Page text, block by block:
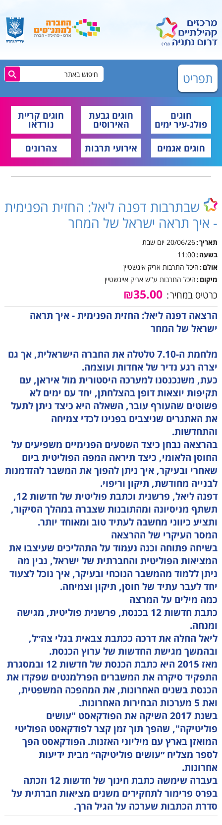
תפריט
חוגים
פולג-עיר ימים
חוגים גבעת
האירוסים
חוגים קריית
נורדאו
חוגים אגמים
אירועי תרבות צהרונים
שבתרבות דפנה ליאל: החזית הפנימית
- איך תראה ישראל של המחר
תאריך 20/06/26 יום שבת
בשעה 11:00
אולם היכל התרבות אריק אינשטיין
מיקום היכל התרבות ע"ש אריק איינשטיין
כרטיס במחיר
הרצאה דפנה ליאל: החזית הפנימית - איך תראה
ישראל של המחר
מלחמת ה-7.10 טלטלה את החברה הישראלית, אך גם
יצרה רגע נדיר של אחדות ועוצמה.
כעת, משנכנסנו למערכה היסטורית מול איראן, עם
תקיפות יוצאות דופן בהצלחתן, יחד עם ימים לא
פשוטים שהעורף עובר, השאלה היא כיצד ניתן לתעל
את האתגרים שניצבים בפנינו לכדי צמיחה
והתחדשות.
בהרצאה נבחן כיצד השסעים הפנימיים משפיעים על
החוסן הלאומי, כיצד תיראה המפה הפוליטית ביום
שאחרי ובעיקר, איך ניתן להפוך את המשבר להזדמנות
לבנייה מחודשת, תיקון וריפוי.
דפנה ליאל, פרשנית וכתבת פוליטית של חדשות 12,
תשתף מניסיונה ומהתובנות שצברה במהלך הסיקור,
ותציע כיווני מחשבה לעתיד טוב ומאוחד יותר.
המסר העיקרי של ההרצאה
בשיחה פתוחה וכנה נעמוד על התהליכים שעיצבו את
המציאות הפוליטית והחברתית של ישראל, נבין מה
ניתן ללמוד מהמשבר הנוכחי ובעיקר, איך נוכל לצעוד
יחד לעבר עתיד של חוסן, תיקון וצמיחה.
כמה מילים על המרצה
כתבת חדשות 12 בכנסת, פרשנית פוליטית, מגישה
ומנחה.
ליאל החלה את דרכה ככתבת צבאית בגלי צה״ל,
ובהמשך מגישת החדשות של ערוץ הכנסת.
מאז 2015 היא כתבת הכנסת של חדשות 12 ובמסגרת
התפקיד סיקרה את המשברים הפרלמנטים שפקדו את
הכנסת בשנים האחרונות, את המהפכה המשפטית,
ואת 5 מערכות הבחירות האחרונות.
בשנת 2017 השיקה את הפודקאסט "עושים
פוליטיקה", שהפך תוך זמן קצר לפודקאסט הפוליטי
המואזן בארץ עם מיליוני האזנות. הפודקאסט הפך
לספר מצליח ״עושים פוליטיקה״ מבית ידיעות
אחרונות.
בעברה שימשה כתבת חינוך של חדשות 12 וזכתה
בפרס פרימור לתחקירים משנים מציאות חברתית על
סדרת הכתבות שערכה על הגיל הרך.